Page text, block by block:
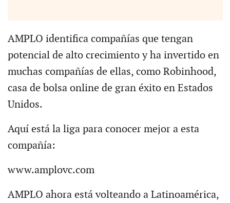
AMPLO identifica compañías que tengan
potencial de alto crecimiento y ha invertido en
muchas compañías de ellas, como Robinhood,
casa de bolsa online de gran éxito en Estados
Unidos.
Aquí está la liga para conocer mejor a esta
compañía:
www.amplovc.com
AMPLO ahora está volteando a Latinoamérica,